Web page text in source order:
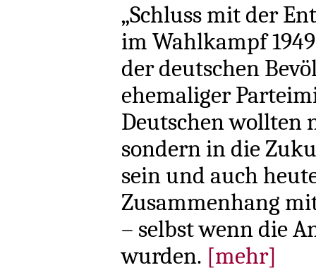
„Schluss mit der
im Wahlkampf
der deutschen
ehemaliger
Deutschen wollten
sondern in die
sein und auch
Zusammenhang
– selbst wenn die
wurden. [mehr]